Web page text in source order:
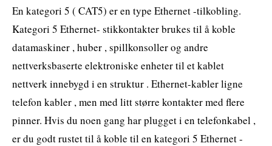
En kategori 5 ( CAT5) er en type Ethernet -tilkobling.
Kategori 5 Ethernet- stikkontakter brukes til å koble
datamaskiner , huber , spillkonsoller og andre
nettverksbaserte elektroniske enheter til et kablet
nettverk innebygd i en struktur . Ethernet-kabler ligne
telefon kabler , men med litt større kontakter med flere
pinner. Hvis du noen gang har plugget i en telefonkabel ,
er du godt rustet til å koble til en kategori 5 Ethernet -